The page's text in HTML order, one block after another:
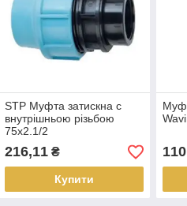
STP Муфта затискна c
внутрішньою різьбою
75х2.1/2
216,11₴
Купити